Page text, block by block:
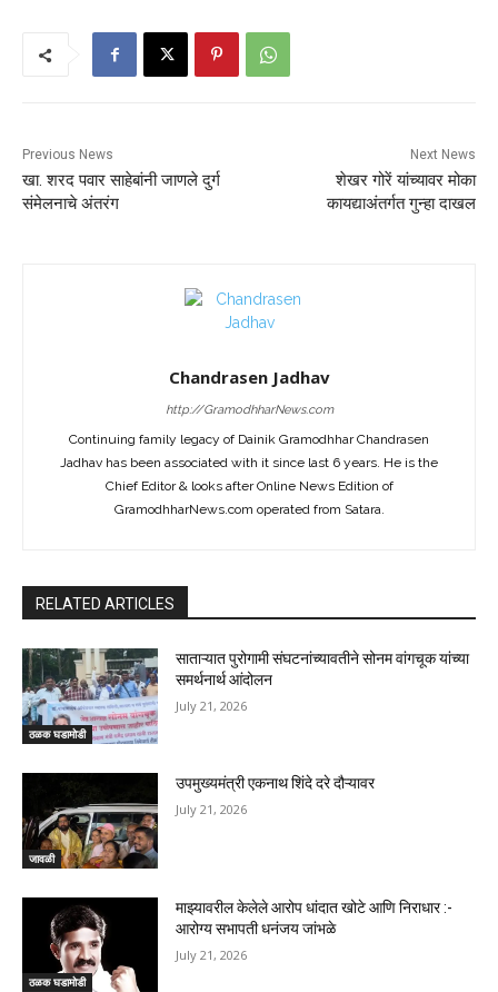
Previous News
खा. शरद पवार साहेबांनी जाणले दुर्ग
संमेलनाचे अंतरंग
Next News
शेखर गोरें यांच्यावर मोका
कायद्याअंतर्गत गुन्हा दाखल
Chandrasen Jadhav
http://GramodhharNews.com
Continuing family legacy of Dainik Gramodhhar Chandrasen
Jadhav has been associated with it since last 6 years. He is the
Chief Editor & looks after Online News Edition of
GramodhharNews.com operated from Satara.
RELATED ARTICLES
ठळक घडामोडी
साताऱ्यात पुरोगामी संघटनांच्यावतीने सोनम वांगचूक यांच्या
समर्थनार्थ आंदोलन
July 21, 2026
जावळी
उपमुख्यमंत्री एकनाथ शिंदे दरे दौऱ्यावर
July 21, 2026
ठळक घडामोडी
माझ्यावरील केलेले आरोप धांदात खोटे आणि निराधार :-
आरोग्य सभापती धनंजय जांभळे
July 21, 2026